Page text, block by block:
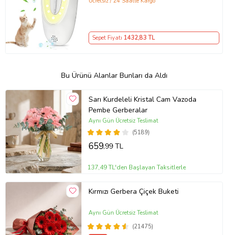
Sepet Fiyatı 1432,83 TL
Bu Ürünü Alanlar Bunları da Aldı
Sarı Kurdeleli Kristal Cam Vazoda
Pembe Gerberalar
(5189)
Aynı Gün Ücretsiz Teslimat
659,99 TL
137,49 TL'den Başlayan Taksitlerle
Kırmızı Gerbera Çiçek Buketi
(21475)
Aynı Gün Ücretsiz Teslimat